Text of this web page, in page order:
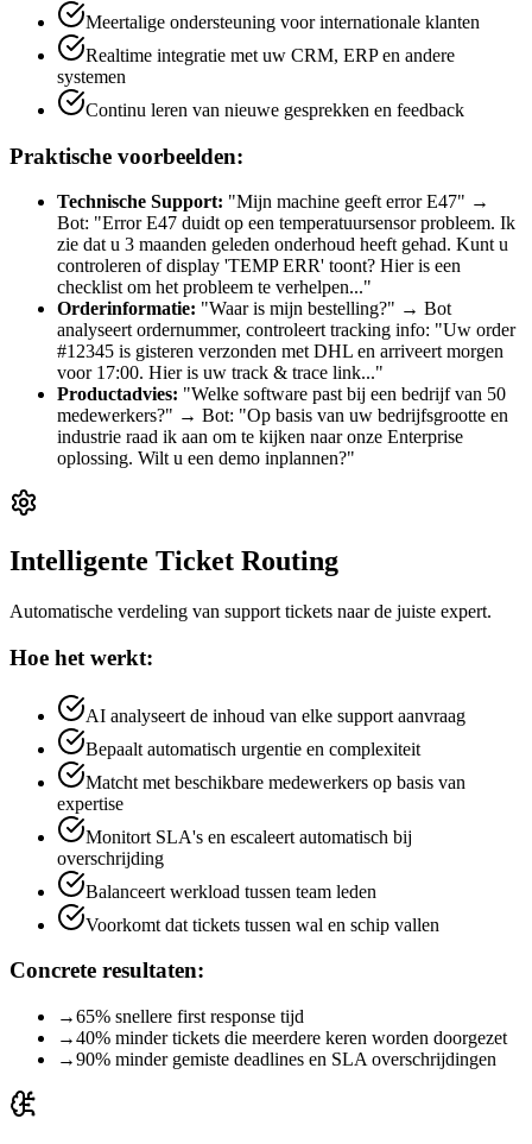
Meertalige ondersteuning voor internationale klanten
Realtime integratie met uw CRM, ERP en andere
systemen
Continu leren van nieuwe gesprekken en feedback
Praktische voorbeelden:
Technische Support: "Mijn machine geeft error E47" →
Bot: "Error E47 duidt op een temperatuursensor probleem. Ik
zie dat u 3 maanden geleden onderhoud heeft gehad. Kunt u
controleren of display 'TEMP ERR' toont? Hier is een
checklist om het probleem te verhelpen..."
Orderinformatie: "Waar is mijn bestelling?" → Bot
analyseert ordernummer, controleert tracking info: "Uw order
#12345 is gisteren verzonden met DHL en arriveert morgen
voor 17:00. Hier is uw track & trace link..."
Productadvies: "Welke software past bij een bedrijf van 50
medewerkers?" → Bot: "Op basis van uw bedrijfsgrootte en
industrie raad ik aan om te kijken naar onze Enterprise
oplossing. Wilt u een demo inplannen?"
Intelligente Ticket Routing
Automatische verdeling van support tickets naar de juiste expert.
Hoe het werkt:
AI analyseert de inhoud van elke support aanvraag
Bepaalt automatisch urgentie en complexiteit
Matcht met beschikbare medewerkers op basis van
expertise
Monitort SLA's en escaleert automatisch bij
overschrijding
Balanceert werkload tussen team leden
Voorkomt dat tickets tussen wal en schip vallen
Concrete resultaten:
→65% snellere first response tijd
→40% minder tickets die meerdere keren worden doorgezet
→90% minder gemiste deadlines en SLA overschrijdingen